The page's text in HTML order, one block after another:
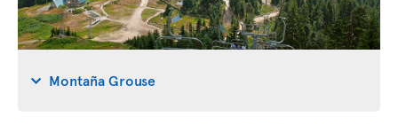
Montaña Grouse